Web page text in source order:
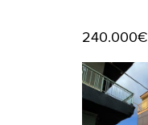
240.000€